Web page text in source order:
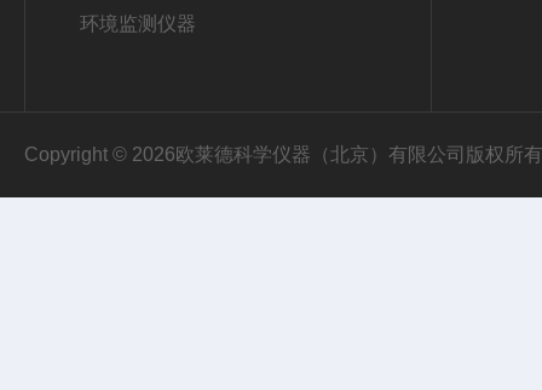
环境监测仪器
Copyright © 2026欧莱德科学仪器（北京）有限公司版权